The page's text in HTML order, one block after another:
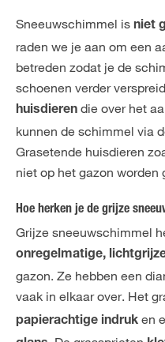
Sneeuwschimmel is niet
raden we je aan om een
betreden zodat je de
schoenen verder
huisdieren die over het
kunnen de schimmel via
Grasetende huisdieren
niet op het gazon worden
Hoe herken je de grijze
Grijze sneeuwschimmel
onregelmatige,
gazon. Ze hebben een
vaak in elkaar over. Het
papierachtige indruk en